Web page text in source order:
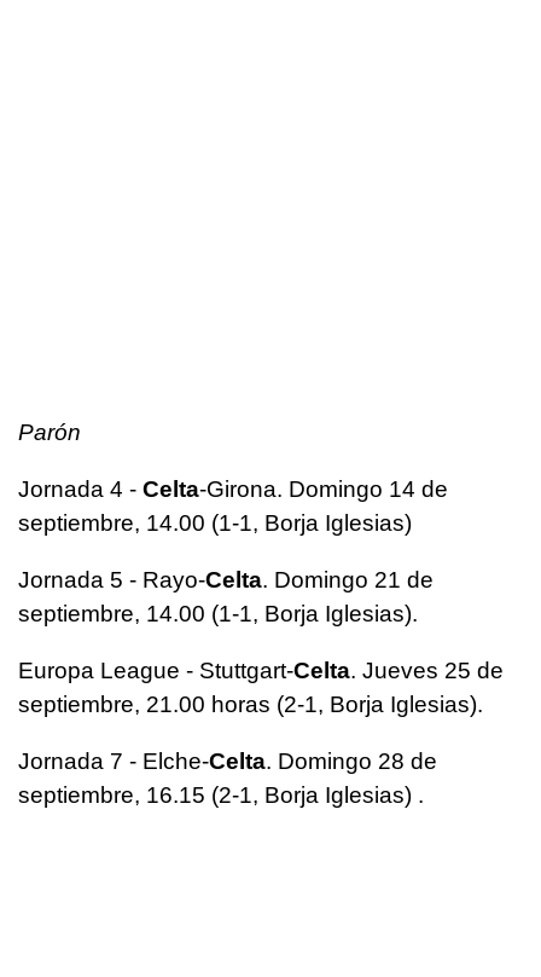
Parón
Jornada 4 - Celta-Girona. Domingo 14 de
septiembre, 14.00 (1-1, Borja Iglesias)
Jornada 5 - Rayo-Celta. Domingo 21 de
septiembre, 14.00 (1-1, Borja Iglesias).
Europa League - Stuttgart-Celta. Jueves 25 de
septiembre, 21.00 horas (2-1, Borja Iglesias).
Jornada 7 - Elche-Celta. Domingo 28 de
septiembre, 16.15 (2-1, Borja Iglesias) .